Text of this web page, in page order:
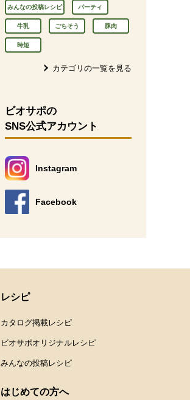
みんなの投稿レシピ パーティ
牛乳 ごちそう 豚肉
時短
カテゴリの一覧を見る
ビオサポの
SNS公式アカウント
Instagram
別のウィンドウで開きます。
Facebook
別のウィンドウで開きます。
レシピ
カタログ掲載レシピ
ビオサポオリジナルレシピ
みんなの投稿レシピ
はじめての方へ